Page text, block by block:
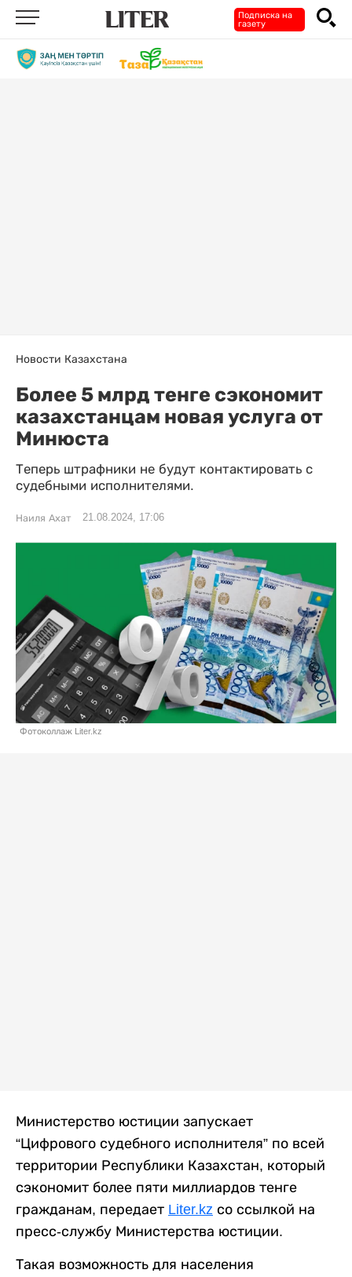
Подписка на
газету
Новости Казахстана
Более 5 млрд тенге сэкономит
казахстанцам новая услуга от
Минюста
Теперь штрафники не будут контактировать с
судебными исполнителями.
Наиля Ахат 21.08.2024, 17:06
Фотоколлаж Liter.kz
Министерство юстиции запускает
“Цифрового судебного исполнителя” по всей
территории Республики Казахстан, который
сэкономит более пяти миллиардов тенге
гражданам, передает Liter.kz со ссылкой на
пресс-службу Министерства юстиции.
Такая возможность для населения